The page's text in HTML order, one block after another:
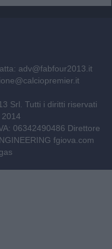
adv@fabfour2013.it
Srl. Tutti i diritti riservati
06342490486 Direttore
fgiova.com